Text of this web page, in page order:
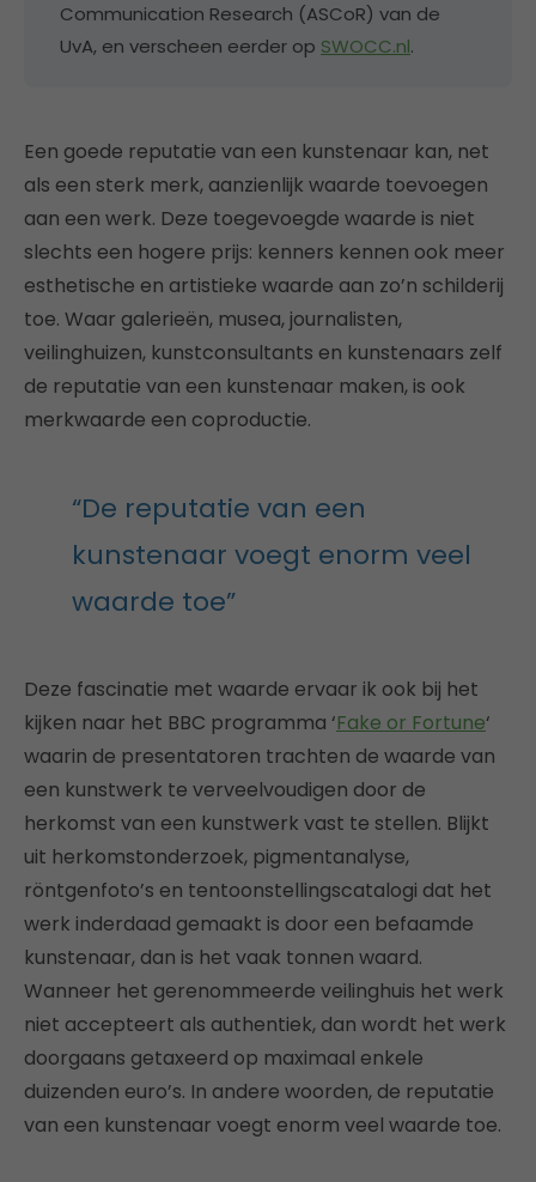
Communication Research (ASCoR) van de
UvA, en verscheen eerder op SWOCC.nl.
Een goede reputatie van een kunstenaar kan, net
als een sterk merk, aanzienlijk waarde toevoegen
aan een werk. Deze toegevoegde waarde is niet
slechts een hogere prijs: kenners kennen ook meer
esthetische en artistieke waarde aan zo’n schilderij
toe. Waar galerieën, musea, journalisten,
veilinghuizen, kunstconsultants en kunstenaars zelf
de reputatie van een kunstenaar maken, is ook
merkwaarde een coproductie.
“De reputatie van een
kunstenaar voegt enorm veel
waarde toe”
Deze fascinatie met waarde ervaar ik ook bij het
kijken naar het BBC programma ‘Fake or Fortune‘
waarin de presentatoren trachten de waarde van
een kunstwerk te verveelvoudigen door de
herkomst van een kunstwerk vast te stellen. Blijkt
uit herkomstonderzoek, pigmentanalyse,
röntgenfoto’s en tentoonstellingscatalogi dat het
werk inderdaad gemaakt is door een befaamde
kunstenaar, dan is het vaak tonnen waard.
Wanneer het gerenommeerde veilinghuis het werk
niet accepteert als authentiek, dan wordt het werk
doorgaans getaxeerd op maximaal enkele
duizenden euro’s. In andere woorden, de reputatie
van een kunstenaar voegt enorm veel waarde toe.